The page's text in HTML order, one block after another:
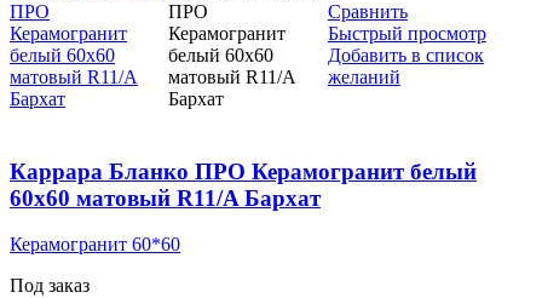
Сравнить
Быстрый просмотр
Добавить в список
желаний
Каррара Бланко ПРО Керамогранит белый
60х60 матовый R11/A Бархат
Керамогранит 60*60
Под заказ